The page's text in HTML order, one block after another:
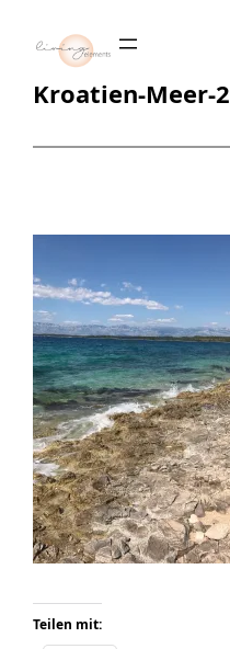
Inhalt
springen
Kroatien-Meer-2
Teilen mit: